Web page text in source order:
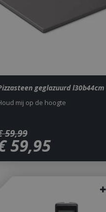
geglazuurd l30b44cm
59,99
59,95
mij op de hoogte